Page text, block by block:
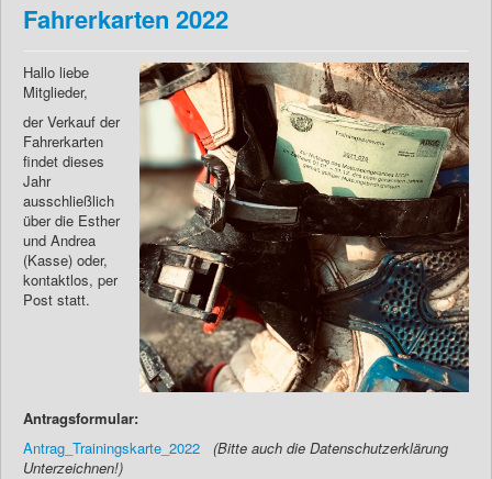
Fahrerkarten 2022
Hallo liebe
Mitglieder,
der Verkauf der
Fahrerkarten
findet dieses
Jahr
ausschließlich
über die Esther
und Andrea
(Kasse) oder,
kontaktlos, per
Post statt.
Antragsformular:
Antrag_Trainingskarte_2022
(Bitte auch die Datenschutzerklärung
Unterzeichnen!)